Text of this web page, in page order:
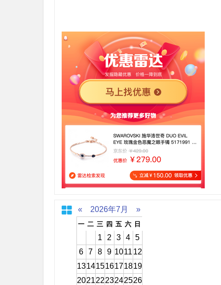
« 2026年7月 »
一 二 三 四 五 六 日
1 2 3 4
5
6
7 8 9 1011 12
13141516171819
20212223242526